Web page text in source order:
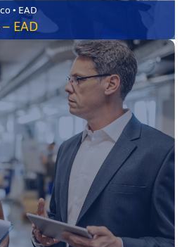
• EAD
EAD